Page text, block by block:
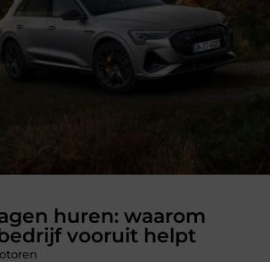
huren: waarom
vooruit helpt